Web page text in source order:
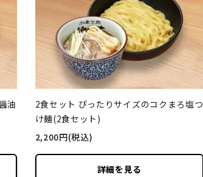
油
2食セット ぴったりサイズのコクまろ塩つ
け麺(2食セット)
2,200円(税込)
詳細を見る